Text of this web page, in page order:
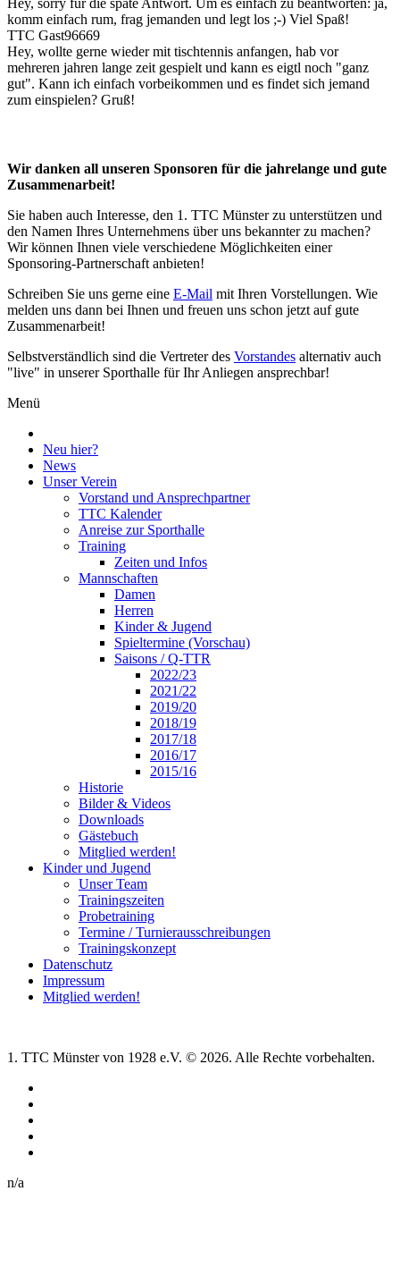
komm einfach rum, frag jemanden und legt los ;-) Viel Spaß!
TTC Gast96669
Hey, wollte gerne wieder mit tischtennis anfangen, hab vor
mehreren jahren lange zeit gespielt und kann es eigtl noch "ganz
gut". Kann ich einfach vorbeikommen und es findet sich jemand
zum einspielen? Gruß!
Wir danken all unseren Sponsoren für die jahrelange und gute
Zusammenarbeit!
Sie haben auch Interesse, den 1. TTC Münster zu unterstützen und
den Namen Ihres Unternehmens über uns bekannter zu machen?
Wir können Ihnen viele verschiedene Möglichkeiten einer
Sponsoring-Partnerschaft anbieten!
Schreiben Sie uns gerne eine E-Mail mit Ihren Vorstellungen. Wie
melden uns dann bei Ihnen und freuen uns schon jetzt auf gute
Zusammenarbeit!
Selbstverständlich sind die Vertreter des Vorstandes alternativ auch
"live" in unserer Sporthalle für Ihr Anliegen ansprechbar!
Menü
Neu hier?
News
Unser Verein
Vorstand und Ansprechpartner
TTC Kalender
Anreise zur Sporthalle
Training
Zeiten und Infos
Mannschaften
Damen
Herren
Kinder & Jugend
Spieltermine (Vorschau)
Saisons / Q-TTR
2022/23
2021/22
2019/20
2018/19
2017/18
2016/17
2015/16
Historie
Bilder & Videos
Downloads
Gästebuch
Mitglied werden!
Kinder und Jugend
Unser Team
Trainingszeiten
Probetraining
Termine / Turnierausschreibungen
Trainingskonzept
Datenschutz
Impressum
Mitglied werden!
1. TTC Münster von 1928 e.V. © 2026. Alle Rechte vorbehalten.
n/a